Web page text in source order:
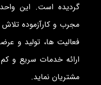
گردیده است. این
مجرب و کارآزموده
فعالیت ها، تولید و
ارائه خدمات سریع و
مشتریان نماید.